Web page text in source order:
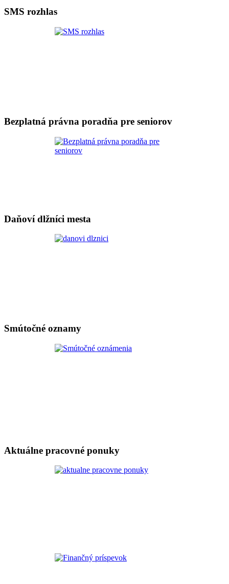
SMS rozhlas
Bezplatná právna poradňa pre seniorov
Daňoví dlžníci mesta
Smútočné oznamy
Aktuálne pracovné ponuky